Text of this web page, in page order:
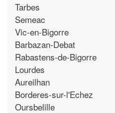
Tarbes
Semeac
Vic-en-Bigorre
Barbazan-Debat
Rabastens-de-Bigorre
Lourdes
Aureilhan
Borderes-sur-l'Echez
Oursbelille